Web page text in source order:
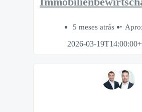
5 meses atrás
2026-03-